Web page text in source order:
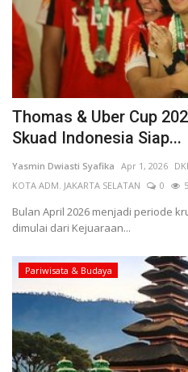
Kesehatan
Layanan Publik
Perempuan/Anak
Thomas & Uber Cup
Skuad Indonesia Siap...
Yasmin Dwiasti Syafika Apr 1, 2026
KOTA ADM. JAKARTA SELATAN
0
Bulan April 2026 menjadi periode
dimulai dari Kejuaraan...
Pariwisata & Budaya